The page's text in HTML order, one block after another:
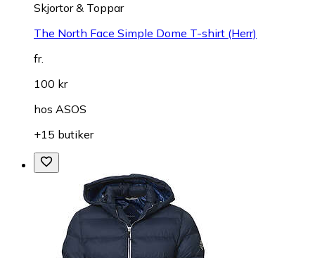
Skjortor & Toppar
The North Face Simple Dome T-shirt (Herr)
fr.
100 kr
hos ASOS
+15 butiker